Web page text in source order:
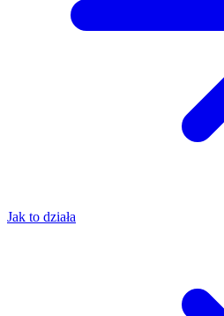
Jak to działa